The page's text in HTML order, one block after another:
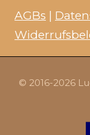
AGBs |
© 2016-2026